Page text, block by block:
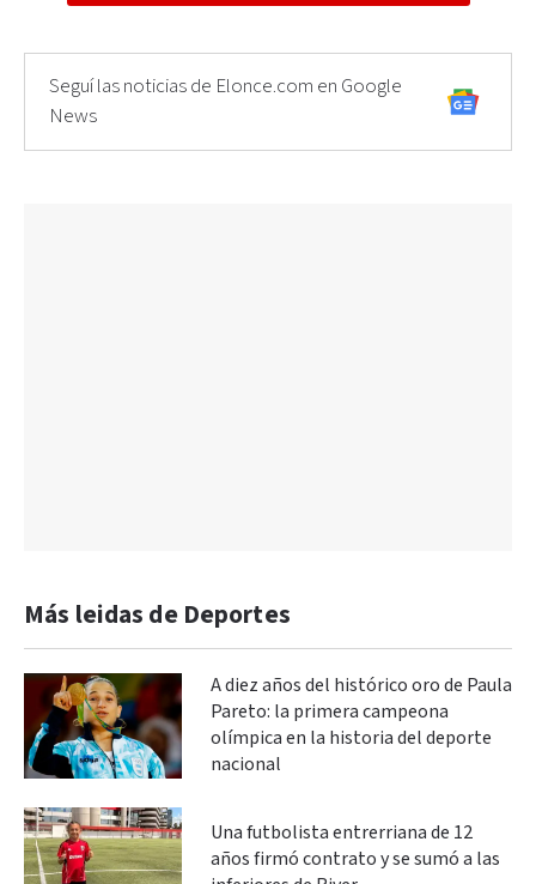
Seguí las noticias de Elonce.com en Google
News
Más leidas de Deportes
A diez años del histórico oro de Paula
Pareto: la primera campeona
olímpica en la historia del deporte
nacional
Una futbolista entrerriana de 12
años firmó contrato y se sumó a las